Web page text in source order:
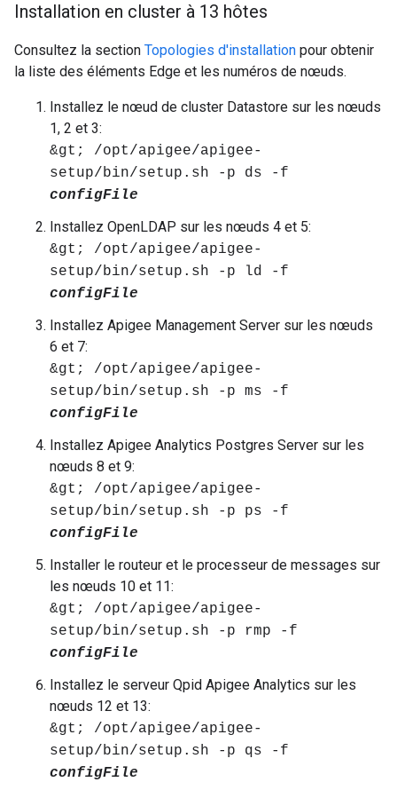
Installation en cluster à 13 hôtes
Consultez la section Topologies d'installation pour obtenir
la liste des éléments Edge et les numéros de nœuds.
Installez le nœud de cluster Datastore sur les nœuds
1, 2 et 3:
&gt; /opt/apigee/apigee-
setup/bin/setup.sh -p ds -f
configFile
Installez OpenLDAP sur les nœuds 4 et 5:
&gt; /opt/apigee/apigee-
setup/bin/setup.sh -p ld -f
configFile
Installez Apigee Management Server sur les nœuds
6 et 7:
&gt; /opt/apigee/apigee-
setup/bin/setup.sh -p ms -f
configFile
Installez Apigee Analytics Postgres Server sur les
nœuds 8 et 9:
&gt; /opt/apigee/apigee-
setup/bin/setup.sh -p ps -f
configFile
Installer le routeur et le processeur de messages sur
les nœuds 10 et 11:
&gt; /opt/apigee/apigee-
setup/bin/setup.sh -p rmp -f
configFile
Installez le serveur Qpid Apigee Analytics sur les
nœuds 12 et 13:
&gt; /opt/apigee/apigee-
setup/bin/setup.sh -p qs -f
configFile